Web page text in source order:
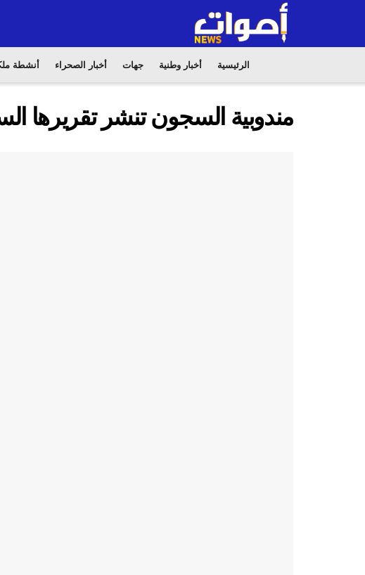
الرئيسية أخبار وطنية جهات أخبار الصحراء أنشطة
مندوبية السجون تنشر تقريرها